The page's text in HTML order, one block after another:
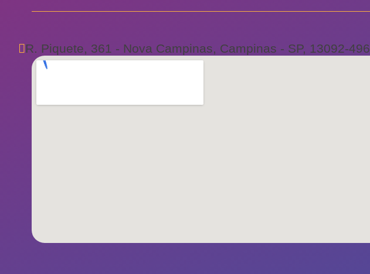
R. Piquete, 361 - Nova Campinas, Campinas - SP, 13092-496